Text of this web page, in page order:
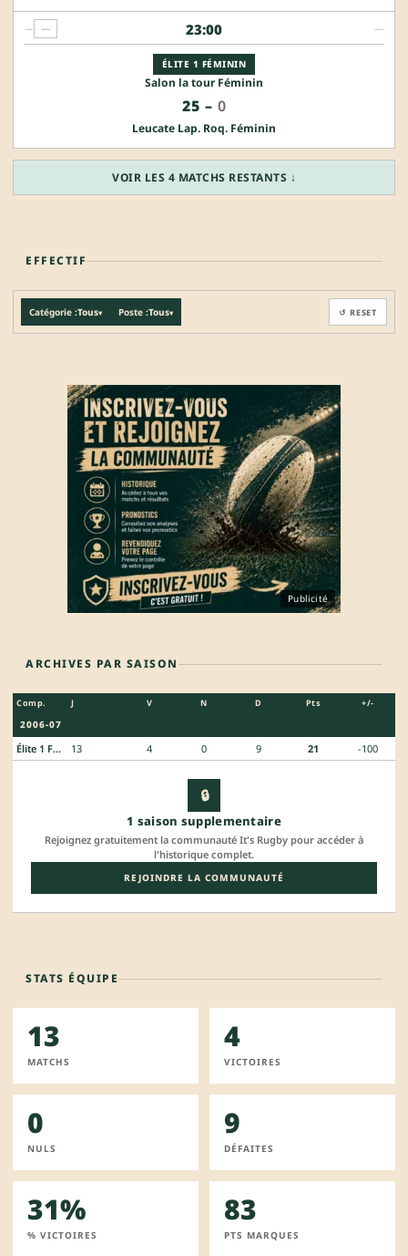
23:00
ÉLITE 1 FÉMININ
Salon la tour Féminin
25 – 0
Leucate Lap. Roq. Féminin
— — —
VOIR LES 4 MATCHS RESTANTS ↓
EFFECTIF
Catégorie :Tous▾ Poste :Tous▾ ↺ RESET
Publicité
ARCHIVES PAR SAISON
Comp. J V N D Pts +/-
2006-07
Élite 1 Féminin 13 4 0 9 21 -100
🔒
1 saison supplementaire
Rejoignez gratuitement la communauté It's Rugby pour accéder à
l'historique complet.
REJOINDRE LA COMMUNAUTÉ
STATS ÉQUIPE
13
MATCHS
4
VICTOIRES
0
NULS
9
DÉFAITES
31%
% VICTOIRES
83
PTS MARQUES